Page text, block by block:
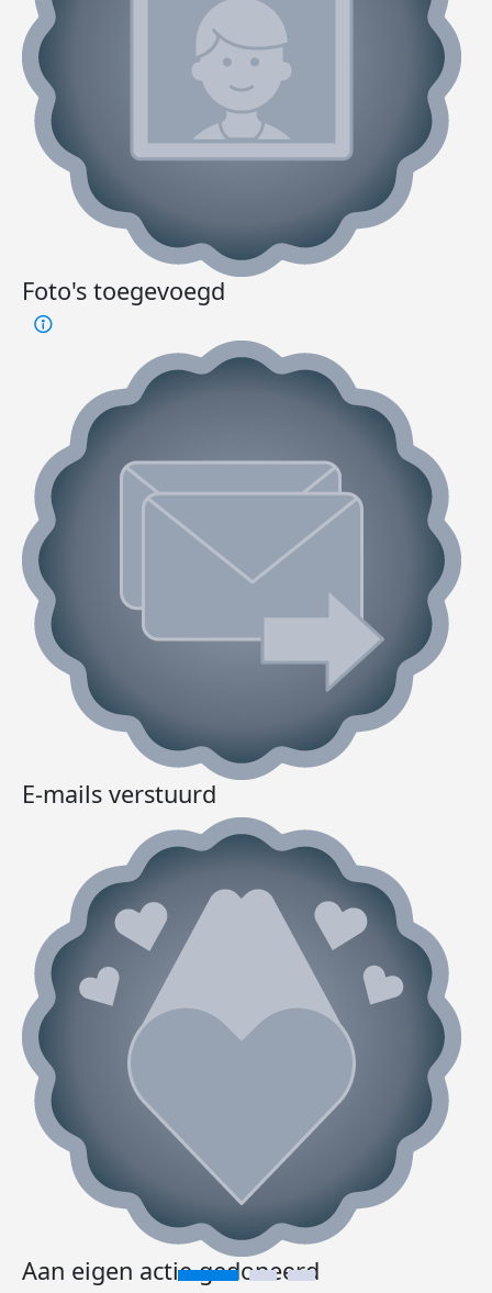
Foto's toegevoegd
E-mails verstuurd
Aan eigen actie gedoneerd